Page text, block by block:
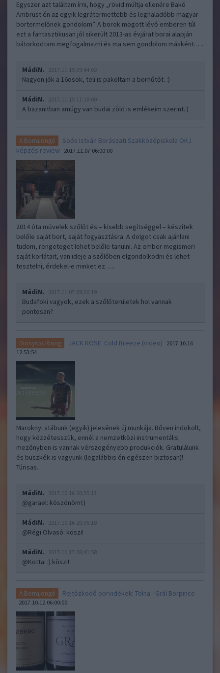
Egyszer azt találtam írni, hogy „rövid múltja ellenére Bakó
Ambrust én az egyik legrátermettebb és leghaladóbb magyar
bortermelőnek gondolom”. A borok mögött lévő emberen túl
ezt a fantasztikusan jól sikerült 2013-as évjárat borai alapján
bátorkodtam megfogalmazni és ma sem gondolom másként.…..
MádiN. 2017.11.15 09:44:02
Nagyon jók a 16osok, teli is pakoltam a borhűtőt. :)
MádiN. 2017.11.15 11:18:00
A bazanitban amúgy van budai zöld is emlékeim szerint.:)
A Borrajongó
Soós István Borászati Szakközépiskola OKJ
képzés review 2017.11.07 06:00:00
2014 óta művelek szőlőt és – kisebb segítséggel – készítek
belőle saját bort, saját fogyasztásra. A dolgot csak ajánlani
tudom, rengeteget lehet belőle tanulni. Az ember megismeri
saját korlátait, van ideje a szőlőben elgondolkodni és lehet
tesztelni, érdekel-e minket ez…..
MádiN. 2017.11.07 09:30:19
Budafoki vagyok, ezek a szőlőterületek hol vannak
pontosan?
Dionysos Rising JACK ROSE: Cold Breeze (video)
2017.10.16
12:53:54
Maroknyi stábunk (egyik) jelesének új munkája. Bőven indokolt,
hogy közzétesszük, ennél a nemzetközi instrumentális
mezőnyben is vannak vérszegényebb produkciók. Gratulálunk
és büszkék is vagyunk (legalábbis én egészen biztosan)!
Túrisas..
MádiN. 2017.10.16 20:35:13
@garael: köszönöm!:)
MádiN. 2017.10.16 20:36:18
@Régi Olvasó: köszi!
MádiN. 2017.10.17 08:41:58
@Kotta: :) köszi!
A Borrajongó Rejtőzködő borvidékek: Tolna - Grál Borpince
2017.10.12 06:00:00